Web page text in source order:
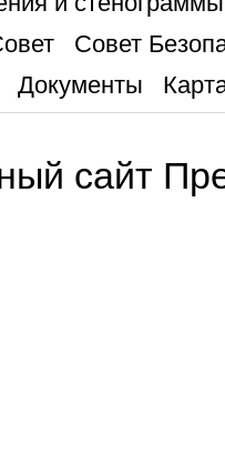
Совет
Документы
сайт